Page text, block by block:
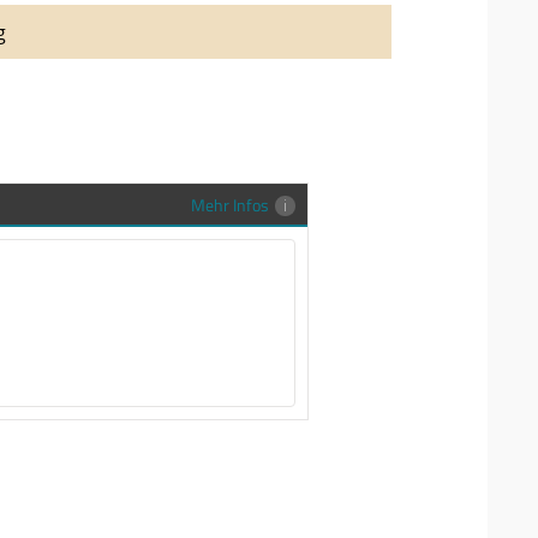
auch richtig in Szene zu setzen,
Trauringe-EFES Tragetasche inkl.
Sendung zu schützen und
Mehr Infos